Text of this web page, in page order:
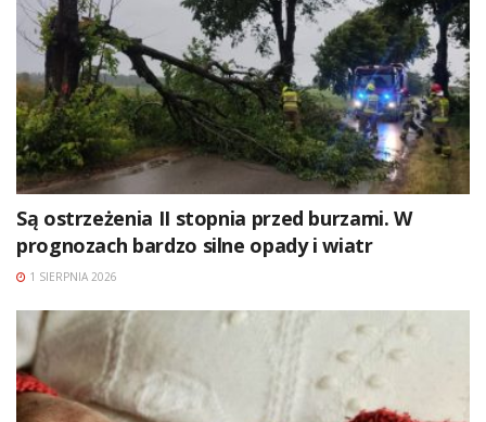
Są ostrzeżenia II stopnia przed burzami. W
prognozach bardzo silne opady i wiatr
1 SIERPNIA 2026